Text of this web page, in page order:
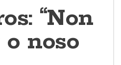
“Non
noso